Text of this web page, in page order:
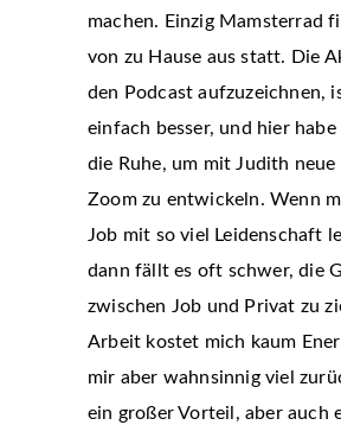
machen. Einzig Mamsterrad
von zu Hause aus statt. Die
den Podcast aufzuzeichnen,
einfach besser, und hier habe
die Ruhe, um mit Judith neue
Zoom zu entwickeln. Wenn
Job mit so viel Leidenschaft
dann fällt es oft schwer, die
zwischen Job und Privat zu
Arbeit kostet mich kaum
mir aber wahnsinnig viel
ein großer Vorteil, aber auch